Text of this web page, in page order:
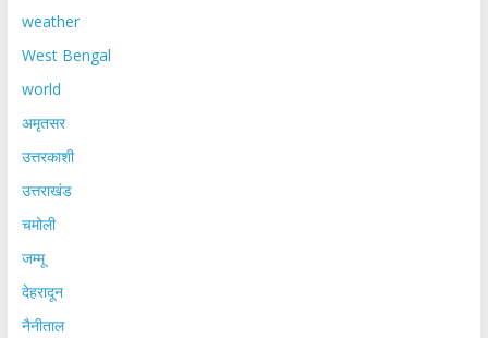
weather
West Bengal
world
अमृतसर
उत्तरकाशी
उत्तराखंड
चमोली
जम्मू
देहरादून
नैनीताल